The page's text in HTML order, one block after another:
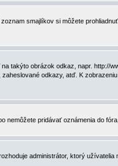
smajlíkov si môžete
takýto obrázok odkaz, napr. http://
odkazy, atď. K
pridávať oznámenia do
administrátor, ktorý užívatelia